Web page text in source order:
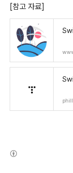
[참고 자료]